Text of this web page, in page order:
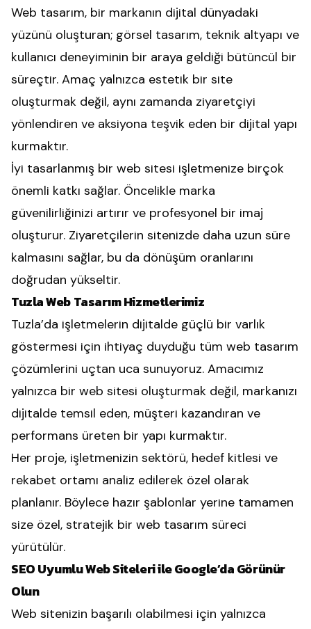
Web tasarım, bir markanın dijital dünyadaki
yüzünü oluşturan; görsel tasarım, teknik altyapı ve
kullanıcı deneyiminin bir araya geldiği bütüncül bir
süreçtir. Amaç yalnızca estetik bir site
oluşturmak değil, aynı zamanda ziyaretçiyi
yönlendiren ve aksiyona teşvik eden bir dijital yapı
kurmaktır.
İyi tasarlanmış bir web sitesi işletmenize birçok
önemli katkı sağlar. Öncelikle marka
güvenilirliğinizi artırır ve profesyonel bir imaj
oluşturur. Ziyaretçilerin sitenizde daha uzun süre
kalmasını sağlar, bu da dönüşüm oranlarını
doğrudan yükseltir.
Tuzla Web Tasarım Hizmetlerimiz
Tuzla’da işletmelerin dijitalde güçlü bir varlık
göstermesi için ihtiyaç duyduğu tüm web tasarım
çözümlerini uçtan uca sunuyoruz. Amacımız
yalnızca bir web sitesi oluşturmak değil, markanızı
dijitalde temsil eden, müşteri kazandıran ve
performans üreten bir yapı kurmaktır.
Her proje, işletmenizin sektörü, hedef kitlesi ve
rekabet ortamı analiz edilerek özel olarak
planlanır. Böylece hazır şablonlar yerine tamamen
size özel, stratejik bir web tasarım süreci
yürütülür.
SEO Uyumlu Web Siteleri ile Google’da Görünür
Olun
Web sitenizin başarılı olabilmesi için yalnızca